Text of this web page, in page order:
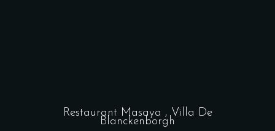
Restaurant Masaya , Villa De
Blanckenborgh